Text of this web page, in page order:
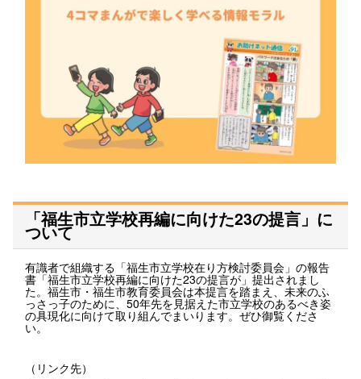
「福生市立学校再編に向けた23の提言」に
ついて
有識者で組織する「福生市立学校在り方検討委員会」の報告
書「福生市立学校再編に向けた23の提言が」提出されまし
た。福生市・福生市教育委員会は本提言を踏まえ、未来のふ
っさっ子のために、50年先を見据えた市立学校のあるべき姿
の具現化に向けて取り組んでまいります。ぜひ御覧くださ
い。
（リンク先）